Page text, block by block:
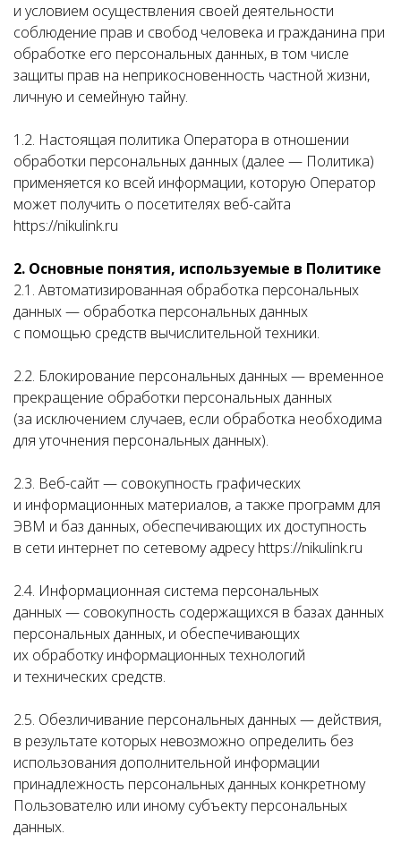
и условием осуществления своей деятельности
соблюдение прав и свобод человека и гражданина при
обработке его персональных данных, в том числе
защиты прав на неприкосновенность частной жизни,
личную и семейную тайну.
1.2. Настоящая политика Оператора в отношении
обработки персональных данных (далее — Политика)
применяется ко всей информации, которую Оператор
может получить о посетителях веб-сайта
https://nikulink.ru
2. Основные понятия, используемые в Политике
2.1. Автоматизированная обработка персональных
данных — обработка персональных данных
с помощью средств вычислительной техники.
2.2. Блокирование персональных данных — временное
прекращение обработки персональных данных
(за исключением случаев, если обработка необходима
для уточнения персональных данных).
2.3. Веб-сайт — совокупность графических
и информационных материалов, а также программ для
ЭВМ и баз данных, обеспечивающих их доступность
в сети интернет по сетевому адресу https://nikulink.ru
2.4. Информационная система персональных
данных — совокупность содержащихся в базах данных
персональных данных, и обеспечивающих
их обработку информационных технологий
и технических средств.
2.5. Обезличивание персональных данных — действия,
в результате которых невозможно определить без
использования дополнительной информации
принадлежность персональных данных конкретному
Пользователю или иному субъекту персональных
данных.